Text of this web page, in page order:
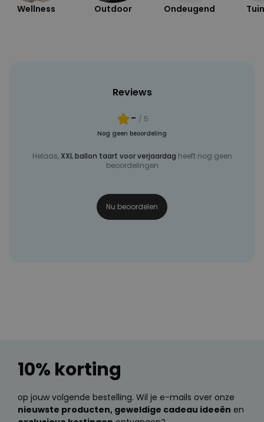
Wellness Outdoor Ondeugend
Reviews
- / 5
Nog geen beoordeling
Helaas, XXL ballon taart voor verjaardag heeft nog geen
beoordelingen
Nu beoordelen
10% korting
op jouw volgende bestelling. Wil je e-mails over onze
nieuwste producten, geweldige cadeau ideeën en
MARKETING OVERIGE